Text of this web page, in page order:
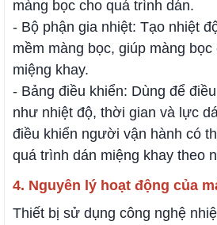
màng bọc cho quá trình dán.
- Bộ phận gia nhiệt: Tạo nhiệt
mềm màng bọc, giúp màng
miệng khay.
- Bảng điều khiển: Dùng để
như nhiệt độ, thời gian và lực
điều khiển người vận hành có
quá trình dán miệng khay theo
4. Nguyên lý hoạt động của
Thiết bị sử dụng công nghệ